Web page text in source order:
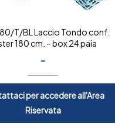
T/BL Laccio Tondo conf.
180 cm. – box 24 paia
-
per accedere all'Area
Riservata